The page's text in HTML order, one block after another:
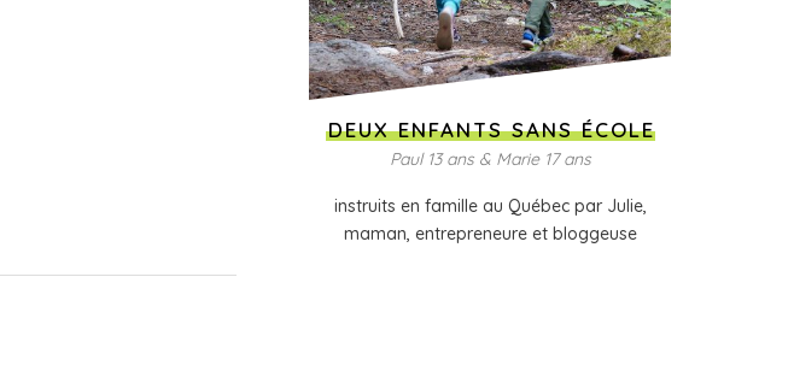
DEUX ENFANTS SANS ÉCOLE
Paul 13 ans & Marie 17 ans
instruits en famille au Québec par Julie,
maman, entrepreneure et bloggeuse